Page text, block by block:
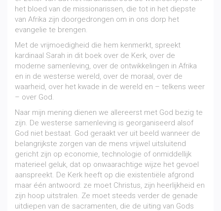
het bloed van de missionarissen, die tot in het diepste
van Afrika zijn doorgedrongen om in ons dorp het
evangelie te brengen.
Met de vrijmoedigheid die hem kenmerkt, spreekt
kardinaal Sarah in dit boek over de Kerk, over de
moderne samenleving, over de ontwikkelingen in Afrika
en in de westerse wereld, over de moraal, over de
waarheid, over het kwade in de wereld en – telkens weer
– over God.
Naar mijn mening dienen we allereerst met God bezig te
zijn. De westerse samenleving is georganiseerd alsof
God niet bestaat. God geraakt ver uit beeld wanneer de
belangrijkste zorgen van de mens vrijwel uitsluitend
gericht zijn op economie, technologie of onmiddellijk
materieel geluk, dat op onwaarachtige wijze het gevoel
aanspreekt. De Kerk heeft op die existentiële afgrond
maar één antwoord: ze moet Christus, zijn heerlijkheid en
zijn hoop uitstralen. Ze moet steeds verder de genade
uitdiepen van de sacramenten, die de uiting van Gods